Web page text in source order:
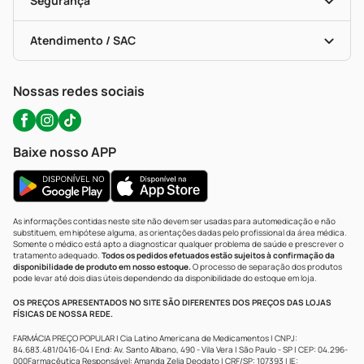
Troca E Devolução
Bulas De A A Z
Políticas De Marketplace
Testes Rápidos
Autoteste Covid-19
Certificado De Segurança
Portal Da Privacidade
Atendimento / SAC
WhatsApp (47) 9202-1687
Nossas redes sociais
Baixe nosso APP
As informações contidas neste site não devem ser usadas para automedicação e não
substituem, em hipótese alguma, as orientações dadas pelo profissional da área médica.
Somente o médico está apto a diagnosticar qualquer problema de saúde e prescrever o
tratamento adequado. Todos os pedidos efetuados estão sujeitos à confirmação da
disponibilidade de produto em nosso estoque.O processo de separação dos produtos
pode levar até dois dias úteis dependendo da disponibilidade do estoque em loja.
OS PREÇOS APRESENTADOS NO SITE SÃO DIFERENTES DOS PREÇOS DAS LOJAS
FÍSICAS DE NOSSA REDE.
FARMÁCIA PREÇO POPULAR | Cia Latino Americana de Medicamentos | CNPJ:
84.683.481/0416-04 | End: Av. Santo Albano, 490 - Vila Vera | São Paulo - SP | CEP: 04.296-
000Farmacêutica Responsável: Amanda Zelia Deodato | CRF/SP: 107393 | IE: